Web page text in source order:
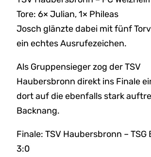
Tore: 6× Julian, 1× Phileas
Josch glänzte dabei mit fünf
ein echtes Ausrufezeichen.
Als Gruppensieger zog der TSV
Haubersbronn direkt ins Finale
dort auf die ebenfalls stark
Backnang.
Finale: TSV Haubersbronn – TSG
3:0